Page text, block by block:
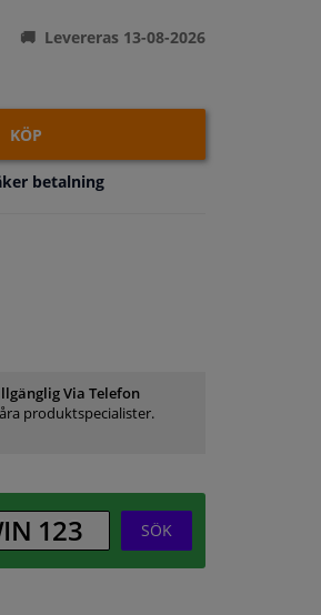
Levereras 13-08-2026
KÖP
betalning
Via Telefon
produktspecialister.
SÖK